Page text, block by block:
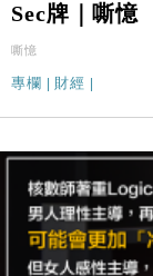
Sec牌｜嘶憶
嘶憶
專欄 財經